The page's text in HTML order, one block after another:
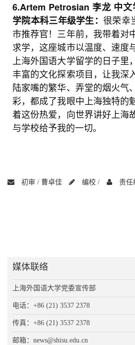
6.Artem Petrosian 李龙 中
学院本科三年级学生： 很荣幸
市推荐官！三年前，我带着对
求学，这座城市以温度、速度
上海外国语大学留学的日子里
丰富的文化探索项目，让我深
陆家嘴的繁华、弄堂的烟火气
彩，都成了我眼中上海独特的
着这份热爱，向世界讲好上海
与学校给予我的一切。
初审 / 曹卓佳 编校 / 责任
媒体联络
上海外国语大学党委宣传部
电话：+86 (21) 3537 2378
传真：+86 (21) 3537 2378
邮箱：news@shisu.edu.cn